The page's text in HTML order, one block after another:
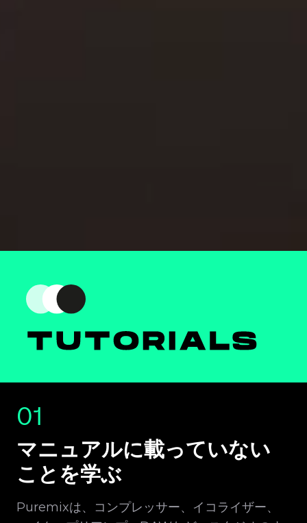
01
マニュアルに載っていない
ことを学ぶ
Puremixは、コンプレッサー、イコライザー、